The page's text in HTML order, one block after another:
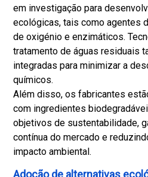
em investigação para
ecológicas, tais como agentes
de oxigénio e enzimáticos.
tratamento de águas residuais
integradas para minimizar a
químicos.
Além disso, os fabricantes
com ingredientes
objetivos de sustentabilidade,
contínua do mercado e
impacto ambiental.
Adoção de alternativas